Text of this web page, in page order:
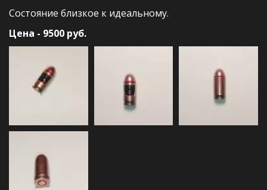
Состояние близкое к идеальному.
Цена - 9500 руб.